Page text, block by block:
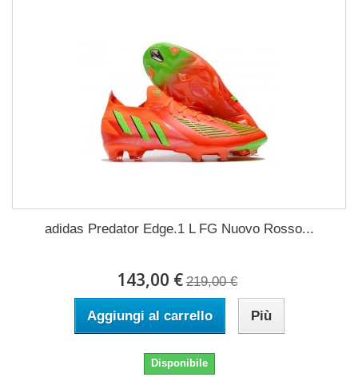
adidas Predator Edge.1 L FG Nuovo Rosso...
143,00 € 219,00 €
Aggiungi al carrello Più
Disponibile